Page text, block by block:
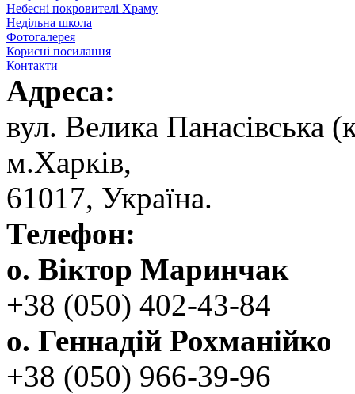
Небесні покровителі Храму
Недільна школа
Фотогалерея
Корисні посилання
Контакти
Адреса:
вул. ‬Велика Панасівська
‬м.Харків,
‬61017, ‬Україна.‎
Телефон:
о. Віктор Маринчак
+38 (050)‭ 402-43-84
о. Геннадій Рохманійко
+38 (050)‭ ‬966-39-96